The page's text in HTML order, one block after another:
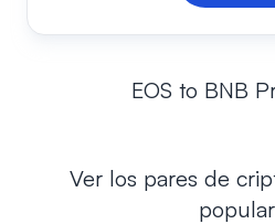
EOS to BNB
Ver los pares de